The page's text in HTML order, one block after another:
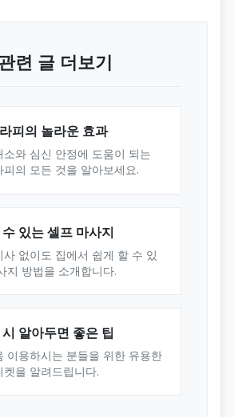
련 글 더보기
피의 놀라운 효과
소와 심신 안정에 도움이 되는
피의 모든 것을 알아보세요.
있는 셀프 마사지
사 없이도 집에서 쉽게 할 수 있
지 방법을 소개합니다.
알아두면 좋은 팁
이용하시는 분들을 위한 유용한
켓을 알려드립니다.